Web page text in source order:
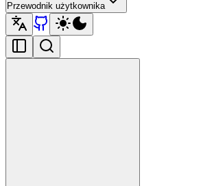
Przewodnik użytkownika